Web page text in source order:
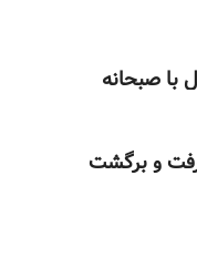
و برگشت